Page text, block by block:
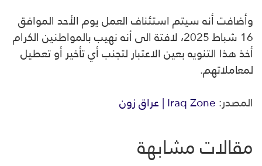
وأضافت أنه سيتم استئناف العمل يوم الأحد الموافق
16 شباط 2025، لافتة الى أنه نهيب بالمواطنين الكرام
أخذ هذا التنويه بعين الاعتبار لتجنب أي تأخير أو تعطيل
لمعاملاتهم.
المصدر:Iraq Zone | عراق زون
مقالات مشابهة